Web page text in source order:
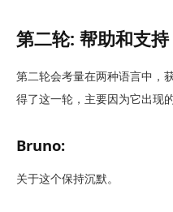
第二轮: 帮助和支持
第二轮会考量在两种语言中，
得了这一轮，主要因为它出现
Bruno:
关于这个保持沉默。